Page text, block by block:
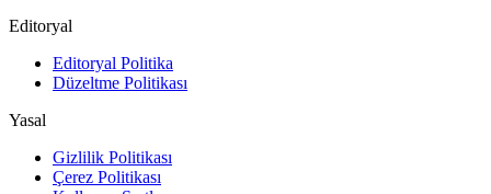
Editoryal
Editoryal Politika
Düzeltme Politikası
Yasal
Gizlilik Politikası
Çerez Politikası